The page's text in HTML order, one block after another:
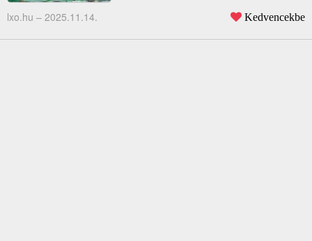
lxo.hu – 2025.11.14. Kedvencekbe